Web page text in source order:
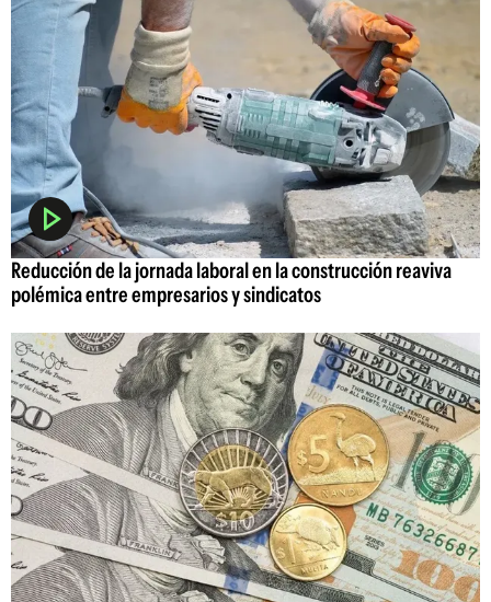
Reducción de la jornada laboral en la construcción reaviva
polémica entre empresarios y sindicatos